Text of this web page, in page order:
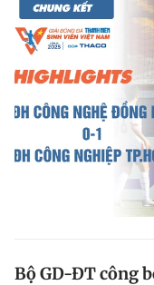
Bộ GD-ĐT công